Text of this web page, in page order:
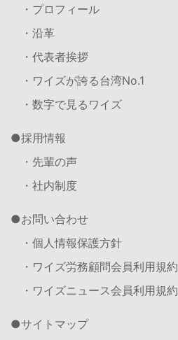
・プロフィール
・沿革
・代表者挨拶
・ワイズが誇る台湾No.1
・数字で見るワイズ
採用情報
・先輩の声
・社内制度
お問い合わせ
・個人情報保護方針
・ワイズ労務顧問会員利用規約
・ワイズニュース会員利用規約
サイトマップ